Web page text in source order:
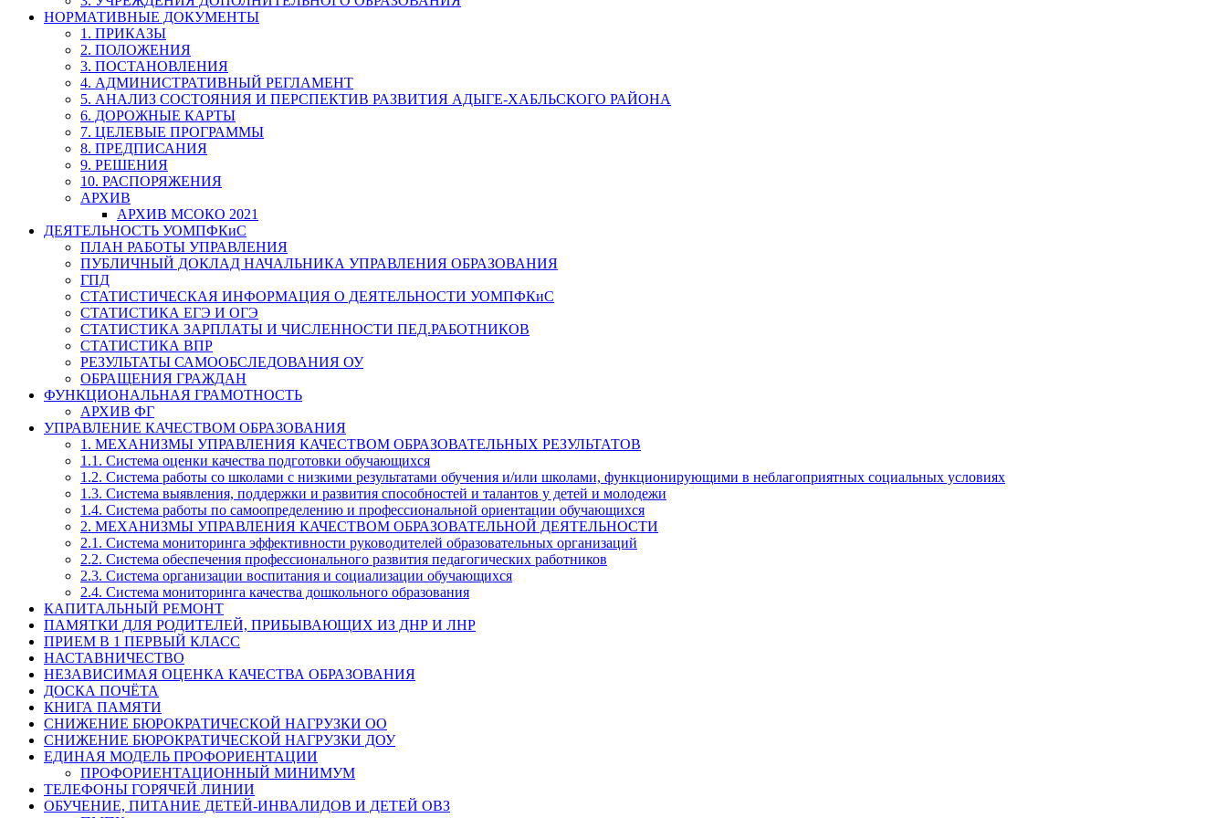
НОРМАТИВНЫЕ ДОКУМЕНТЫ
1. ПРИКАЗЫ
2. ПОЛОЖЕНИЯ
3. ПОСТАНОВЛЕНИЯ
4. АДМИНИСТРАТИВНЫЙ РЕГЛАМЕНТ
5. АНАЛИЗ СОСТОЯНИЯ И ПЕРСПЕКТИВ РАЗВИТИЯ АДЫГЕ-ХАБЛЬСКОГО РАЙОНА
6. ДОРОЖНЫЕ КАРТЫ
7. ЦЕЛЕВЫЕ ПРОГРАММЫ
8. ПРЕДПИСАНИЯ
9. РЕШЕНИЯ
10. РАСПОРЯЖЕНИЯ
АРХИВ
АРХИВ МСОКО 2021
ДЕЯТЕЛЬНОСТЬ УОМПФКиС
ПЛАН РАБОТЫ УПРАВЛЕНИЯ
ПУБЛИЧНЫЙ ДОКЛАД НАЧАЛЬНИКА УПРАВЛЕНИЯ ОБРАЗОВАНИЯ
ГПД
СТАТИСТИЧЕСКАЯ ИНФОРМАЦИЯ О ДЕЯТЕЛЬНОСТИ УОМПФКиС
СТАТИСТИКА ЕГЭ И ОГЭ
СТАТИСТИКА ЗАРПЛАТЫ И ЧИСЛЕННОСТИ ПЕД.РАБОТНИКОВ
СТАТИСТИКА ВПР
РЕЗУЛЬТАТЫ САМООБСЛЕДОВАНИЯ ОУ
ОБРАЩЕНИЯ ГРАЖДАН
ФУНКЦИОНАЛЬНАЯ ГРАМОТНОСТЬ
АРХИВ ФГ
УПРАВЛЕНИЕ КАЧЕСТВОМ ОБРАЗОВАНИЯ
1. МЕХАНИЗМЫ УПРАВЛЕНИЯ КАЧЕСТВОМ ОБРАЗОВАТЕЛЬНЫХ РЕЗУЛЬТАТОВ
1.1. Система оценки качества подготовки обучающихся
1.2. Система работы со школами с низкими результатами обучения и/или школами, функционирующими в неблагоприятных социальных условиях
1.3. Система выявления, поддержки и развития способностей и талантов у детей и молодежи
1.4. Система работы по самоопределению и профессиональной ориентации обучающихся
2. МЕХАНИЗМЫ УПРАВЛЕНИЯ КАЧЕСТВОМ ОБРАЗОВАТЕЛЬНОЙ ДЕЯТЕЛЬНОСТИ
2.1. Система мониторинга эффективности руководителей образовательных организаций
2.2. Система обеспечения профессионального развития педагогических работников
2.3. Система организации воспитания и социализации обучающихся
2.4. Система мониторинга качества дошкольного образования
КАПИТАЛЬНЫЙ РЕМОНТ
ПАМЯТКИ ДЛЯ РОДИТЕЛЕЙ, ПРИБЫВАЮЩИХ ИЗ ДНР И ЛНР
ПРИЕМ В 1 ПЕРВЫЙ КЛАСС
НАСТАВНИЧЕСТВО
НЕЗАВИСИМАЯ ОЦЕНКА КАЧЕСТВА ОБРАЗОВАНИЯ
ДОСКА ПОЧЁТА
КНИГА ПАМЯТИ
СНИЖЕНИЕ БЮРОКРАТИЧЕСКОЙ НАГРУЗКИ ОО
СНИЖЕНИЕ БЮРОКРАТИЧЕСКОЙ НАГРУЗКИ ДОУ
ЕДИНАЯ МОДЕЛЬ ПРОФОРИЕНТАЦИИ
ПРОФОРИЕНТАЦИОННЫЙ МИНИМУМ
ТЕЛЕФОНЫ ГОРЯЧЕЙ ЛИНИИ
ОБУЧЕНИЕ, ПИТАНИЕ ДЕТЕЙ-ИНВАЛИДОВ И ДЕТЕЙ ОВЗ